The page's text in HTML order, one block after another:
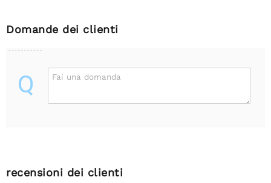
Domande dei clienti
Q Fai una domanda
recensioni dei clienti